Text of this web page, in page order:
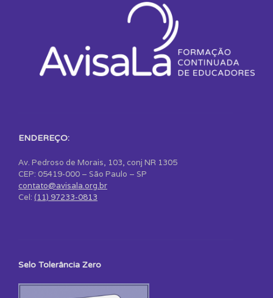
ENDEREÇO:
Av. Pedroso de Morais, 103, conj NR 1305
CEP: 05419-000 – São Paulo – SP
contato@avisala.org.br
Cel: (11) 97233-0813
Selo Tolerância Zero